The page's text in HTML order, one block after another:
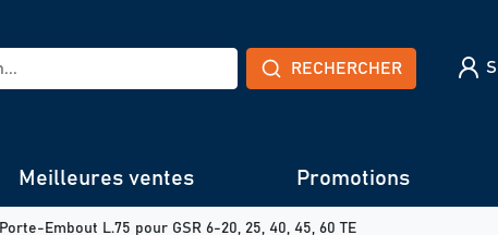
RECHERCHER
Meilleures ventes Promotions
Porte-Embout L.75 pour GSR 6-20, 25, 40, 45, 60 TE